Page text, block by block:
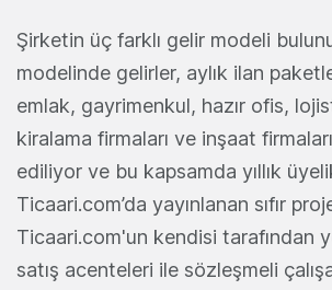
Şirketin üç farklı gelir modeli
modelinde gelirler, aylık ilan
emlak, gayrimenkul, hazır ofis,
kiralama firmaları ve inşaat
ediliyor ve bu kapsamda yıllık
Ticaari.com’da yayınlanan sıfır
Ticaari.com'un kendisi tarafından
satış acenteleri ile sözleşmeli